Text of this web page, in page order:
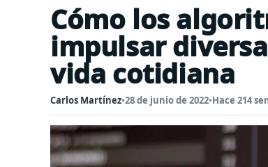
Cómo los
impulsar
vida cotidiana
Carlos Martínez•28 de junio de 2022•Hace 214